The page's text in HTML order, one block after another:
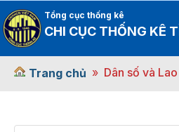
Tổng cục thống kê
CHI CỤC THỐNG KÊ
Trang chủ Dân số và